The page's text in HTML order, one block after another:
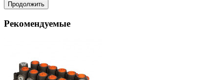
Продолжить
Рекомендуемые